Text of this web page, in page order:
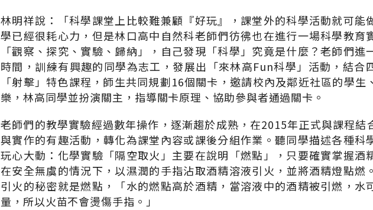
林明祥說：「科學課堂上比較難兼顧『好玩』，課堂外的科學活動就可能
學已經很耗心力，但是林口高中自然科老師們彷彿也在進行一場科學教育
「觀察、探究、實驗、歸納」，自己發現「科學」究竟是什麼？老師們進
時間，訓練有興趣的同學為志工，發展出「來林高Fun科學」活動，結合
「射擊」特色課程，師生共同規劃16個關卡，邀請校內及鄰近社區的學生
樂，林高同學並扮演關主，指導關卡原理、協助參與者通過關卡。
老師們的教學實驗經過數年操作，逐漸趨於成熟，在2015年正式與課程結
與實作的有趣活動，轉化為課堂內容或課後分組作業。聽同學描述各種科
玩心大動：化學實驗「隔空取火」主要在說明「燃點」，只要確實掌握酒
在安全無虞的情況下，以濕潤的手指沾取酒精溶液引火，並將酒精燈點燃
引火的秘密就是燃點，「水的燃點高於酒精，當溶液中的酒精被引燃，水
量，所以火苗不會燙傷手指。」